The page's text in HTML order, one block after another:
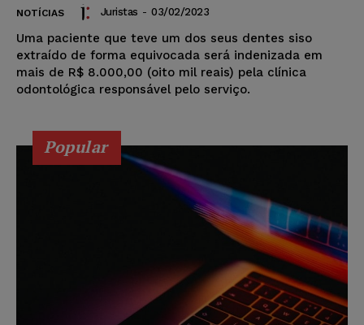
NOTÍCIAS Juristas - 03/02/2023
Uma paciente que teve um dos seus dentes siso
extraído de forma equivocada será indenizada em
mais de R$ 8.000,00 (oito mil reais) pela clínica
odontológica responsável pelo serviço.
Popular